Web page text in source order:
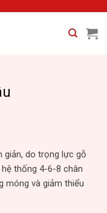
do trọng lực gỗ
thống 4-6-8 chân
móng và giảm thiểu